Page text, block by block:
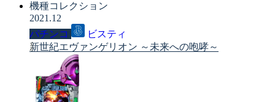
機種コレクション
2021.12
パチンコ
ビスティ
新世紀エヴァンゲリオン ～未来への咆哮～